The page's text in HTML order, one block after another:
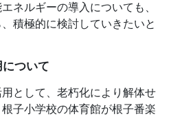
ネルギーの導入についても、
積極的に検討していきたいと
ついて
として、老朽化により解体せ
子小学校の体育館が根子番楽